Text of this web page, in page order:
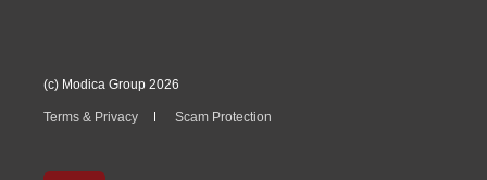
(c) Modica Group 2026
Terms & Privacy Scam Protection